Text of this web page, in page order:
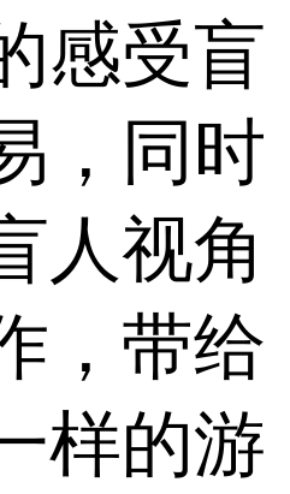
感受盲
，同时
人视角
，带给
样的游